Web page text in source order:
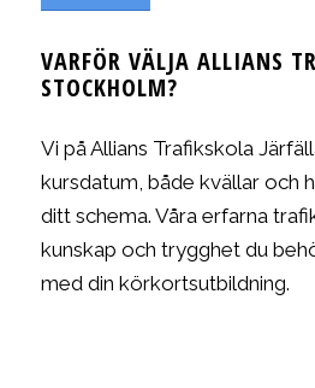
VARFÖR VÄLJA ALLIANS
STOCKHOLM?
Vi på Allians Trafikskola
kursdatum, både kvällar och
ditt schema. Våra erfarna
kunskap och trygghet du
med din körkortsutbildning.